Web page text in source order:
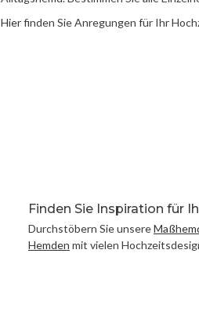
Hierfinden Sie Anregungen für Ihr
Finden Sie Inspiration für
Durchstöbern Sie unsere
Hemden mit vielen